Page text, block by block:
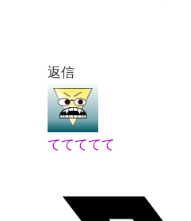
返信
ててててて